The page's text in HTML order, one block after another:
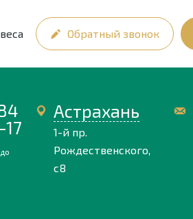
Обратный звонок
Астрахань
1-й пр.
Рождественского,
с8